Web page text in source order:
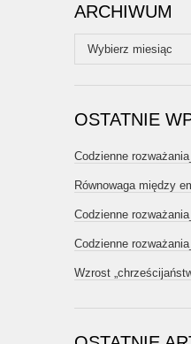
ARCHIWUM
Archiwum
OSTATNIE
Codzienne
Równowaga między
Codzienne
Codzienne
Wzrost